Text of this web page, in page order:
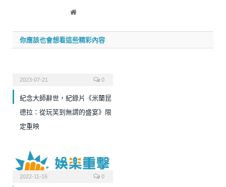
Website
你應該也會想看這些精彩內容
2023-07-21 0
紀念大師辭世，紀錄片《米蘭昆
德拉：從玩笑到無謂的盛宴》限
定重映
2022-11-16 0